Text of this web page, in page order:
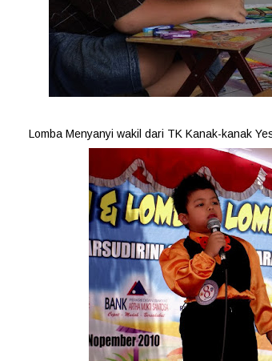
Lomba Menyanyi wakil dari TK Kanak-kanak